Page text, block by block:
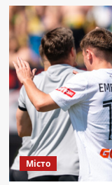
в
стаціонарі,
які
послуги
покриває
програма
медичних
гарантій
на
Житомирщині
Місто